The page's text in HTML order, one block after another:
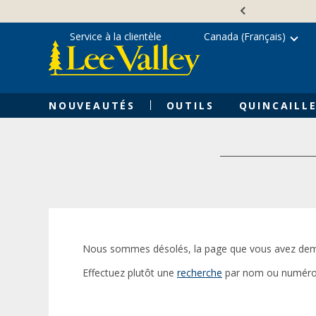
content
NOUVEAUTÉS OUTILS
Service à la clientèle Canada (Français)
Nous sommes désolés, la page que vous avez
Effectuez plutôt une recherche par nom ou